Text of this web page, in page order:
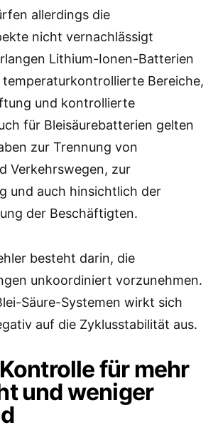
allerdings die
nicht vernachlässigt
Lithium-Ionen-Batterien
temperaturkontrollierte Bereiche,
und kontrollierte
für Bleisäurebatterien gelten
zur Trennung von
Verkehrswegen, zur
und auch hinsichtlich der
der Beschäftigten.
besteht darin, die
unkoordiniert vorzunehmen.
Säure-Systemen wirkt sich
auf die Zyklusstabilität aus.
für mehr
und weniger